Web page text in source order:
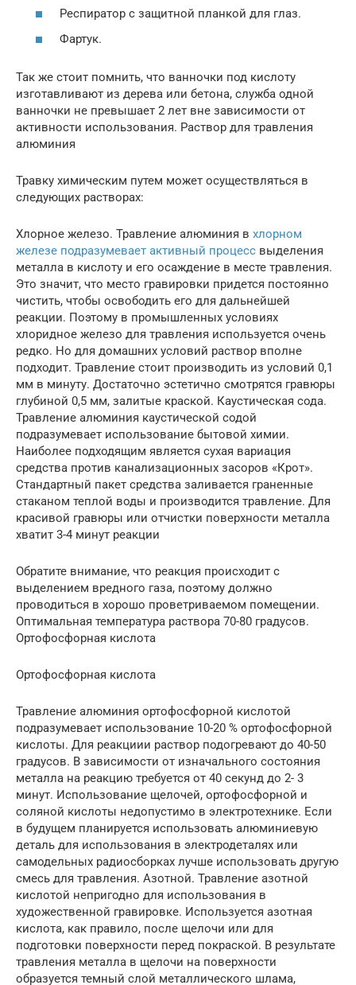
Респиратор с защитной планкой для глаз.
Фартук.
Так же стоит помнить, что ванночки под кислоту
изготавливают из дерева или бетона, служба одной
ванночки не превышает 2 лет вне зависимости от
активности использования. Раствор для травления
алюминия
Травку химическим путем может осуществляться в
следующих растворах:
Хлорное железо. Травление алюминия в хлорном
железе подразумевает активный процесс выделения
металла в кислоту и его осаждение в месте травления.
Это значит, что место гравировки придется постоянно
чистить, чтобы освободить его для дальнейшей
реакции. Поэтому в промышленных условиях
хлоридное железо для травления используется очень
редко. Но для домашних условий раствор вполне
подходит. Травление стоит производить из условий 0,1
мм в минуту. Достаточно эстетично смотрятся гравюры
глубиной 0,5 мм, залитые краской. Каустическая сода.
Травление алюминия каустической содой
подразумевает использование бытовой химии.
Наиболее подходящим является сухая вариация
средства против канализационных засоров «Крот».
Стандартный пакет средства заливается граненные
стаканом теплой воды и производится травление. Для
красивой гравюры или отчистки поверхности металла
хватит 3-4 минут реакции
Обратите внимание, что реакция происходит с
выделением вредного газа, поэтому должно
проводиться в хорошо проветриваемом помещении.
Оптимальная температура раствора 70-80 градусов.
Ортофосфорная кислота
Ортофосфорная кислота
Травление алюминия ортофосфорной кислотой
подразумевает использование 10-20 % ортофосфорной
кислоты. Для реакциии раствор подогревают до 40-50
градусов. В зависимости от изначального состояния
металла на реакцию требуется от 40 секунд до 2- 3
минут. Использование щелочей, ортофосфорной и
соляной кислоты недопустимо в электротехнике. Если
в будущем планируется использовать алюминиевую
деталь для использования в электродеталях или
самодельных радиосборках лучше использовать другую
смесь для травления. Азотной. Травление азотной
кислотой непригодно для использования в
художественной гравировке. Используется азотная
кислота, как правило, после щелочи или для
подготовки поверхности перед покраской. В результате
травления металла в щелочи на поверхности
образуется темный слой металлического шлама,